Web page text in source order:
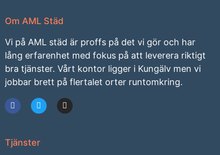
Om AML Städ
Vi på AML städ är proffs på det vi gör och har
lång erfarenhet med fokus på att leverera riktigt
bra tjänster. Vårt kontor ligger i Kungälv men vi
jobbar brett på flertalet orter runtomkring.
Tjänster